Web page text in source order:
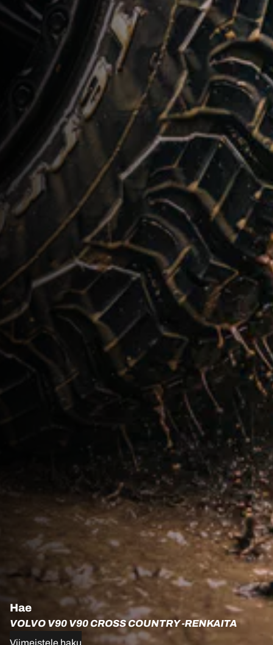
Hae
VOLVO V90 V90 CROSS COUNTRY -RENKAITA
Viimeistele haku